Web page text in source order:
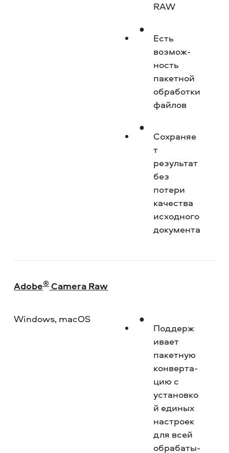
RAW
Есть
возмож­
ность
пакетной
обработки
файлов
Сохраняе
т
результат
без
потери
качества
исходного
документа
Adobe®Camera Raw
Windows, macOS
Поддерж
и­вает
пакетную
конверта­
цию с
установко
й единых
настроек
для всей
обрабаты­